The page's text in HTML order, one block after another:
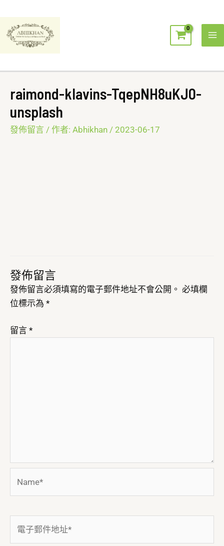
主
raimond-klavins-TqepNH8uKJ0-
unsplash
發佈留言 / 作者: Abhikhan / 2023-06-17
發佈留言
發佈留言必須填寫的電子郵件地址不會公開。 必填欄
位標示為 *
留言 *